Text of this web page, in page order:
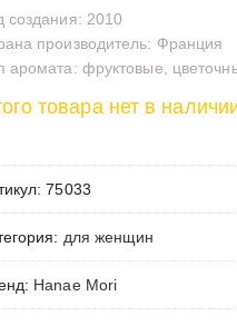
создания: 2010
производитель: Франция
аромата: фруктовые,
товара нет в
75033
для женщин
Hanae Mori